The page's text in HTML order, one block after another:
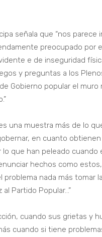
señala que “nos
preocupado por
e de inseguridad
y preguntas a los
Gobierno popular el
una muestra más de lo
en cuanto
que han peleado
hechos como
nada más tomar
Partido Popular…”
cuando sus grietas y
cuando si tiene